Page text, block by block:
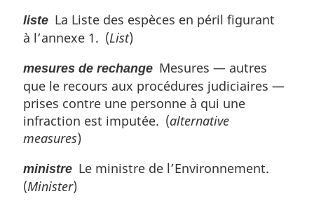
liste La Liste des espèces en péril figurant
à l’annexe 1. (List)
mesures de rechange Mesures — autres
que le recours aux procédures judiciaires —
prises contre une personne à qui une
infraction est imputée. (alternative
measures)
ministre Le ministre de l’Environnement.
(Minister)